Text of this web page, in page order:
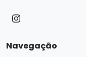
Navegação